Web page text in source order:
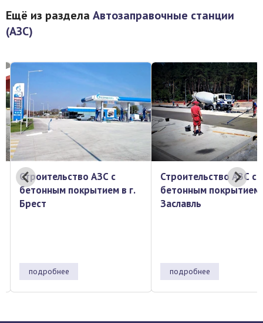
Ещё из раздела Автозаправочные станции
(АЗС)
Строительство АЗС с
бетонным покрытием в г.
Заславль
подробнее
Строительство АЗС с
бетонным покрытием
г.Ошмяны
подробнее